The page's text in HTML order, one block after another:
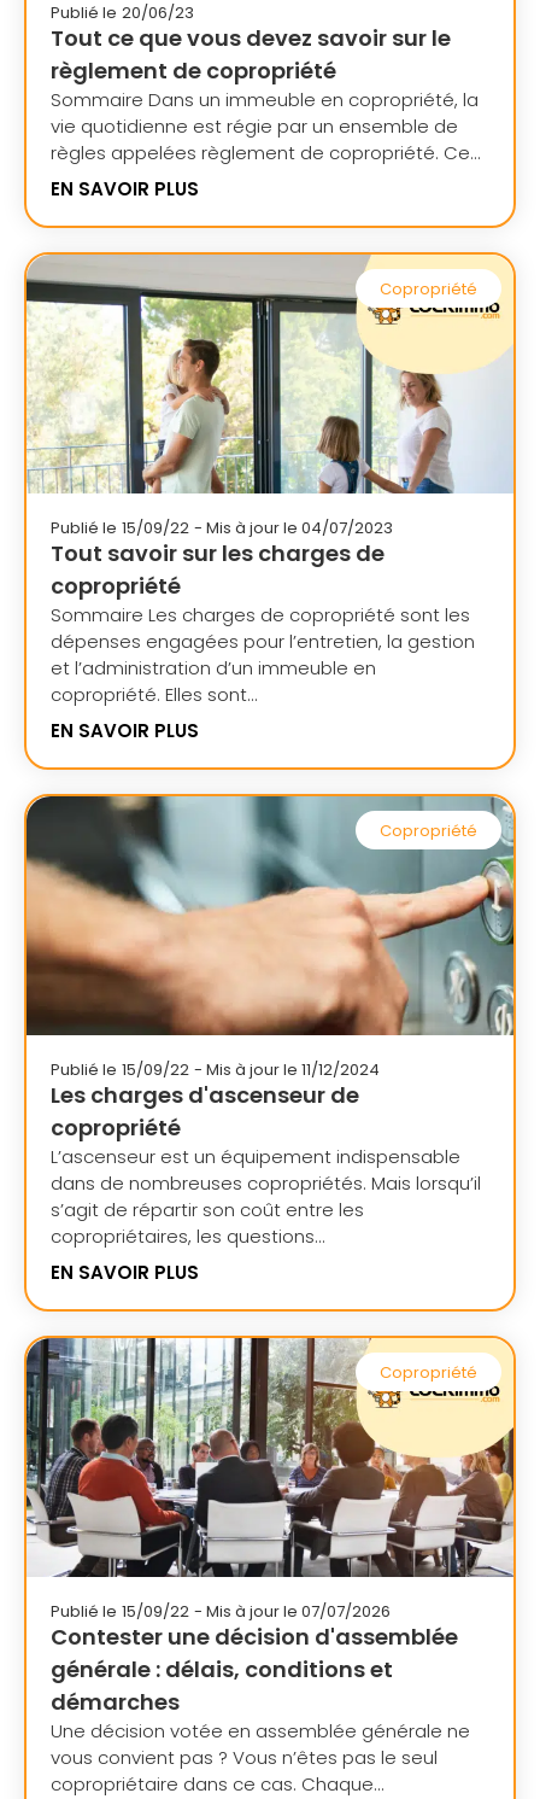
Publié le 20/06/23
Tout ce que vous devez savoir sur le
règlement de copropriété
Sommaire Dans un immeuble en copropriété, la
vie quotidienne est régie par un ensemble de
règles appelées règlement de copropriété. Ce...
EN SAVOIR PLUS
Copropriété
Publié le 15/09/22 - Mis à jour le 04/07/2023
Tout savoir sur les charges de
copropriété
Sommaire Les charges de copropriété sont les
dépenses engagées pour l’entretien, la gestion
et l’administration d’un immeuble en
copropriété. Elles sont...
EN SAVOIR PLUS
Copropriété
Publié le 15/09/22 - Mis à jour le 11/12/2024
Les charges d'ascenseur de
copropriété
L’ascenseur est un équipement indispensable
dans de nombreuses copropriétés. Mais lorsqu’il
s’agit de répartir son coût entre les
copropriétaires, les questions...
EN SAVOIR PLUS
Copropriété
Publié le 15/09/22 - Mis à jour le 07/07/2026
Contester une décision d'assemblée
générale : délais, conditions et
démarches
Une décision votée en assemblée générale ne
vous convient pas ? Vous n’êtes pas le seul
copropriétaire dans ce cas. Chaque...